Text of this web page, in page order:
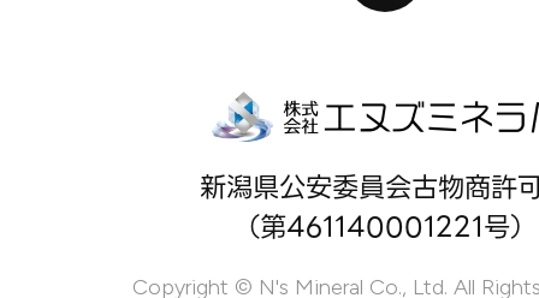
新潟県公安委員会古物商許
（第461140001221号）
Copyright © N's Mineral Co., Ltd. All